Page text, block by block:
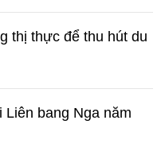
thị thực để thu hút du
Liên bang Nga năm